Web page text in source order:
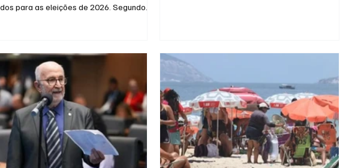
para as eleições de 2026. Segundo
o deputado federal Carlos Jordy
nome mais competitivo do partido para
uma das vagas ao Senado Federal. O
teria provocado uma reavaliação
da sigla para a
dos votos das eleições de 2022 para deputado
estadual, após a cassação do mandato de
Rodrigo Bacellar (União Brasil), ex-presidente da
Alerj. A decisão levou à redistri